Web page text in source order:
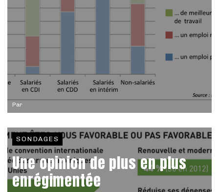
Par
SONDAGES
Une opinion de plus en plus
enrégimentée